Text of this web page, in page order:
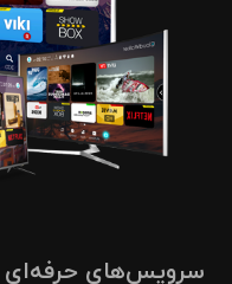
سرویس‌های